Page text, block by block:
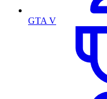
GTA V